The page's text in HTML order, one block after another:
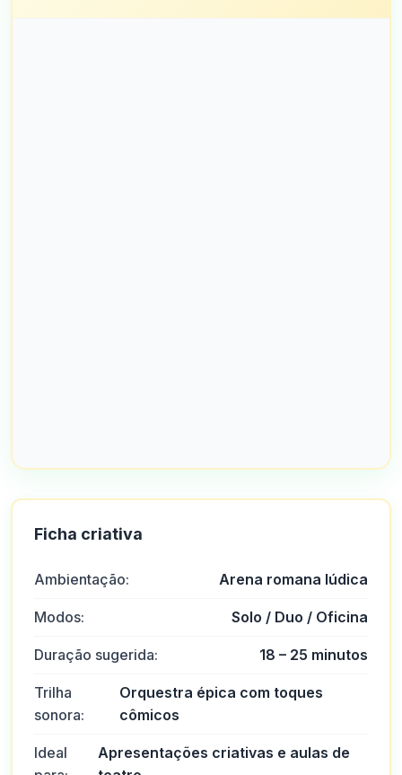
Ficha criativa
Ambientação: Arena romana lúdica
Modos: Solo / Duo / Oficina
Duração sugerida: 18 – 25 minutos
Trilha
sonora:
Orquestra épica com toques
cômicos
Ideal
Apresentações criativas e aulas de
A
Ars
No geral, excelente atendimento ao cliente e pessoas muito
amigáveis.
Brandon Virgilio